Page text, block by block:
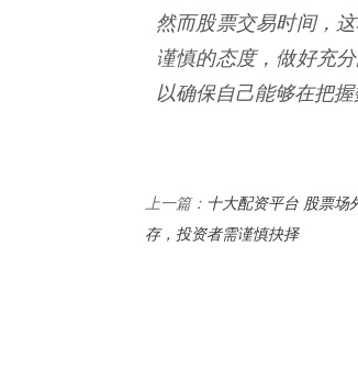
然而股票交易时间，
谨慎的态度，做好充
以确保自己能够在把
上一篇： 十大配资平台 股票场
存，投资者需谨慎抉择